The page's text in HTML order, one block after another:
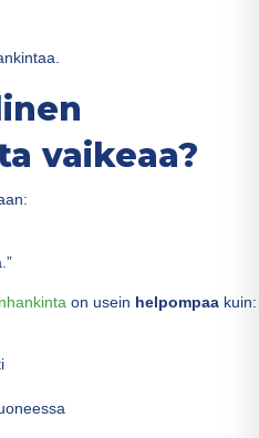
vaikeaa?
on usein helpompaa kuin: